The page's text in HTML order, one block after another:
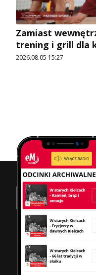
Zamiast
trening i grill dla
2026.08.05 15:27